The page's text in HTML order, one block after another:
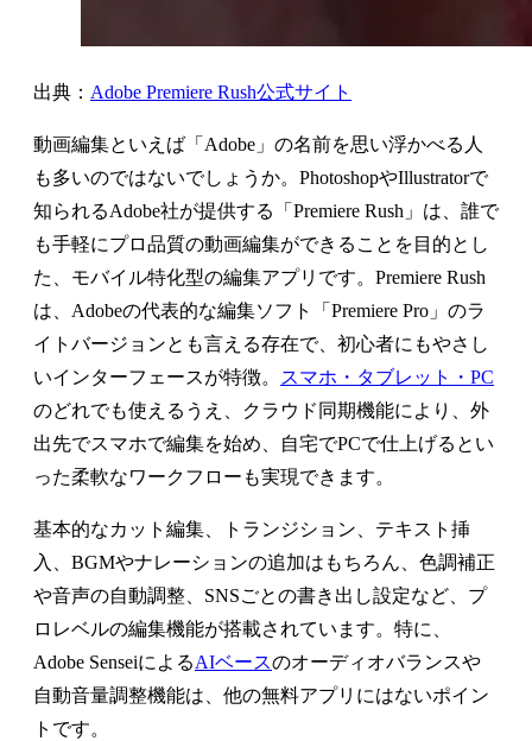
出典： Adobe Premiere Rush公式サイト
動画編集といえば「Adobe」の名前を思い浮かべる人
も多いのではないでしょうか。PhotoshopやIllustratorで
知られるAdobe社が提供する「Premiere Rush」は、誰で
も手軽にプロ品質の動画編集ができることを目的とし
た、モバイル特化型の編集アプリです。Premiere Rush
は、Adobeの代表的な編集ソフト「Premiere Pro」のラ
イトバージョンとも言える存在で、初心者にもやさし
いインターフェースが特徴。
スマホ・タブレット・PC
のどれでも使えるうえ、クラウド同期機能により、外
出先でスマホで編集を始め、自宅でPCで仕上げるとい
った柔軟なワークフローも実現できます。
基本的なカット編集、トランジション、テキスト挿
入、BGMやナレーションの追加はもちろん、色調補正
や音声の自動調整、SNSごとの書き出し設定など、プ
ロレベルの編集機能が搭載されています。特に、
Adobe SenseiによるAIベースのオーディオバランスや
自動音量調整機能は、他の無料アプリにはないポイン
トです。